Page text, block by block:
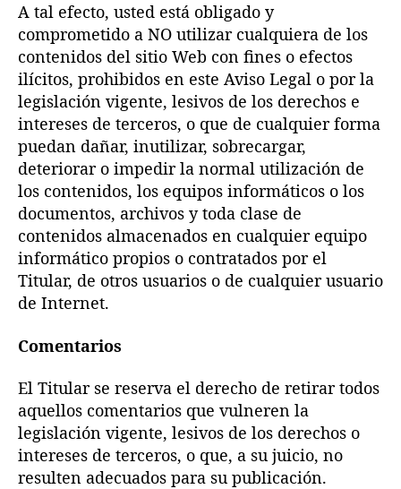
A tal efecto, usted está obligado y
comprometido a NO utilizar cualquiera de los
contenidos del sitio Web con fines o efectos
ilícitos, prohibidos en este Aviso Legal o por la
legislación vigente, lesivos de los derechos e
intereses de terceros, o que de cualquier forma
puedan dañar, inutilizar, sobrecargar,
deteriorar o impedir la normal utilización de
los contenidos, los equipos informáticos o los
documentos, archivos y toda clase de
contenidos almacenados en cualquier equipo
informático propios o contratados por el
Titular, de otros usuarios o de cualquier usuario
de Internet.
Comentarios
El Titular se reserva el derecho de retirar todos
aquellos comentarios que vulneren la
legislación vigente, lesivos de los derechos o
intereses de terceros, o que, a su juicio, no
resulten adecuados para su publicación.